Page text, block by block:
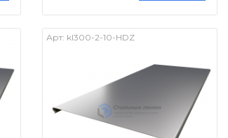
Арт: kl300-2-10-HDZ